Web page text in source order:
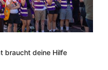
braucht deine Hilfe